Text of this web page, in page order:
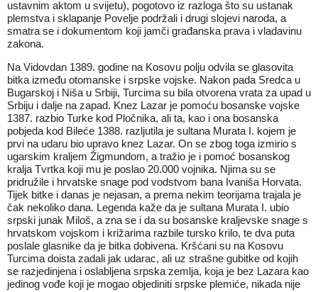
ustavnim aktom u svijetu), pogotovo iz razloga što su ustanak
plemstva i sklapanje Povelje podržali i drugi slojevi naroda, a
smatra se i dokumentom koji jamči građanska prava i vladavinu
zakona.
Na Vidovdan 1389. godine na Kosovu polju odvila se glasovita
bitka između otomanske i srpske vojske. Nakon pada Sredca u
Bugarskoj i Niša u Srbiji, Turcima su bila otvorena vrata za upad u
Srbiju i dalje na zapad. Knez Lazar je pomoću bosanske vojske
1387. razbio Turke kod Pločnika, ali ta, kao i ona bosanska
pobjeda kod Bileće 1388. razljutila je sultana Murata I. kojem je
prvi na udaru bio upravo knez Lazar. On se zbog toga izmirio s
ugarskim kraljem Žigmundom, a tražio je i pomoć bosanskog
kralja Tvrtka koji mu je poslao 20.000 vojnika. Njima su se
pridružile i hrvatske snage pod vodstvom bana Ivaniša Horvata.
Tijek bitke i danas je nejasan, a prema nekim teorijama trajala je
čak nekoliko dana. Legenda kaže da je sultana Murata I. ubio
srpski junak Miloš, a zna se i da su bosanske kraljevske snage s
hrvatskom vojskom i križarima razbile tursko krilo, te dva puta
poslale glasnike da je bitka dobivena. Kršćani su na Kosovu
Turcima doista zadali jak udarac, ali uz strašne gubitke od kojih
se razjedinjena i oslabljena srpska zemlja, koja je bez Lazara kao
jedinog vođe koji je mogao objediniti srpske plemiće, nikada nije